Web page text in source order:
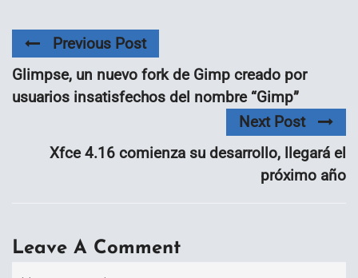
Previous Post
Glimpse, un nuevo fork de Gimp creado por
usuarios insatisfechos del nombre “Gimp”
Next Post
Xfce 4.16 comienza su desarrollo, llegará el
próximo año
Leave A Comment